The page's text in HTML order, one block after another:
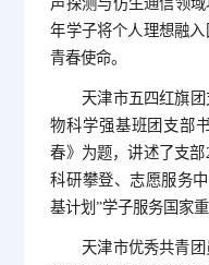
声探测与仿生通信领
年学子将个人理想融
青春使命。
天津市五四红旗
物科学强基班团支部
春》为题，讲述了支部
科研攀登、志愿服务
基计划”学子服务国家
天津市优秀共青